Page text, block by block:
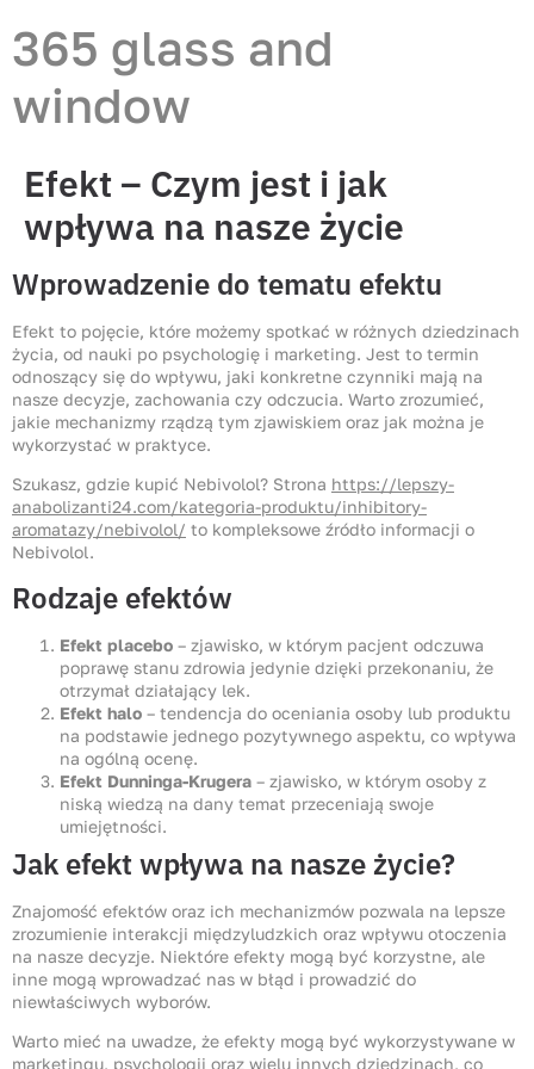
365 glass and
window
Efekt – Czym jest i jak
wpływa na nasze życie
Wprowadzenie do tematu efektu
Efekt to pojęcie, które możemy spotkać w różnych dziedzinach
życia, od nauki po psychologię i marketing. Jest to termin
odnoszący się do wpływu, jaki konkretne czynniki mają na
nasze decyzje, zachowania czy odczucia. Warto zrozumieć,
jakie mechanizmy rządzą tym zjawiskiem oraz jak można je
wykorzystać w praktyce.
Szukasz, gdzie kupić Nebivolol? Strona https://lepszy-
anabolizanti24.com/kategoria-produktu/inhibitory-
aromatazy/nebivolol/ to kompleksowe źródło informacji o
Nebivolol.
Rodzaje efektów
Efekt placebo – zjawisko, w którym pacjent odczuwa
poprawę stanu zdrowia jedynie dzięki przekonaniu, że
otrzymał działający lek.
Efekt halo – tendencja do oceniania osoby lub produktu
na podstawie jednego pozytywnego aspektu, co wpływa
na ogólną ocenę.
Efekt Dunninga-Krugera – zjawisko, w którym osoby z
niską wiedzą na dany temat przeceniają swoje
umiejętności.
Jak efekt wpływa na nasze życie?
Znajomość efektów oraz ich mechanizmów pozwala na lepsze
zrozumienie interakcji międzyludzkich oraz wpływu otoczenia
na nasze decyzje. Niektóre efekty mogą być korzystne, ale
inne mogą wprowadzać nas w błąd i prowadzić do
niewłaściwych wyborów.
Warto mieć na uwadze, że efekty mogą być wykorzystywane w
marketingu, psychologii oraz wielu innych dziedzinach, co